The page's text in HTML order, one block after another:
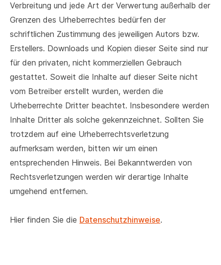
Verbreitung und jede Art der Verwertung außerhalb der
Grenzen des Urheberrechtes bedürfen der
schriftlichen Zustimmung des jeweiligen Autors bzw.
Erstellers. Downloads und Kopien dieser Seite sind nur
für den privaten, nicht kommerziellen Gebrauch
gestattet. Soweit die Inhalte auf dieser Seite nicht
vom Betreiber erstellt wurden, werden die
Urheberrechte Dritter beachtet. Insbesondere werden
Inhalte Dritter als solche gekennzeichnet. Sollten Sie
trotzdem auf eine Urheberrechtsverletzung
aufmerksam werden, bitten wir um einen
entsprechenden Hinweis. Bei Bekanntwerden von
Rechtsverletzungen werden wir derartige Inhalte
umgehend entfernen.
Hier finden Sie die Datenschutzhinweise.